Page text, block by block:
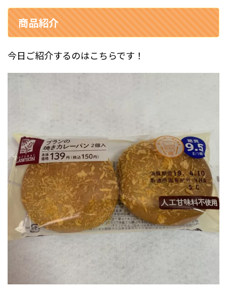
商品紹介
今日ご紹介するのはこちらです！